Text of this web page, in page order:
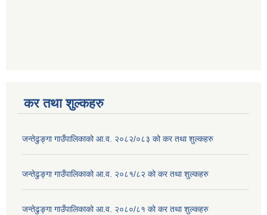
कर तथा शुल्कहरु
जन्तेढुङ्गा गाउँपालिकाको आ.व. २०८२/०८३ को कर तथा शुल्कहरु
जन्तेढुङ्गा गाउँपालिकाको आ.व. २०८१/८२ को कर तथा शुल्कहरु
जन्तेढुङ्गा गाउँपालिकाको आ.व. २०८०/८१ को कर तथा शुल्कहरु